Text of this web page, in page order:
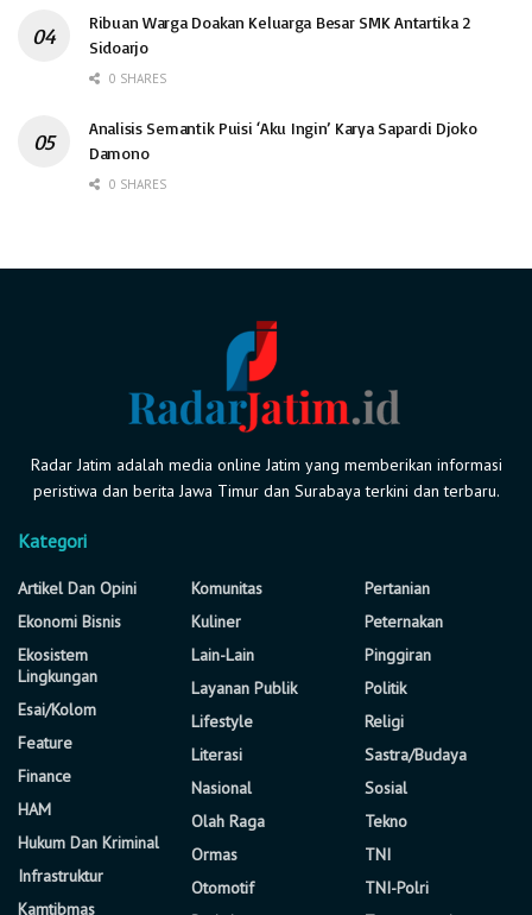
Ribuan Warga Doakan Keluarga Besar SMK Antartika 2
Sidoarjo
0 SHARES
Analisis Semantik Puisi ‘Aku Ingin’ Karya Sapardi Djoko
Damono
0 SHARES
Radar Jatim adalah media online Jatim yang memberikan informasi
peristiwa dan berita Jawa Timur dan Surabaya terkini dan terbaru.
Kategori
Artikel Dan Opini
Ekonomi Bisnis
Ekosistem
Lingkungan
Esai/Kolom
Feature
Finance
HAM
Hukum Dan Kriminal
Infrastruktur
Kamtibmas
Komunitas
Kuliner
Lain-Lain
Layanan Publik
Lifestyle
Literasi
Nasional
Olah Raga
Ormas
Otomotif
Pertanian
Peternakan
Pinggiran
Politik
Religi
Sastra/Budaya
Sosial
Tekno
TNI
TNI-Polri